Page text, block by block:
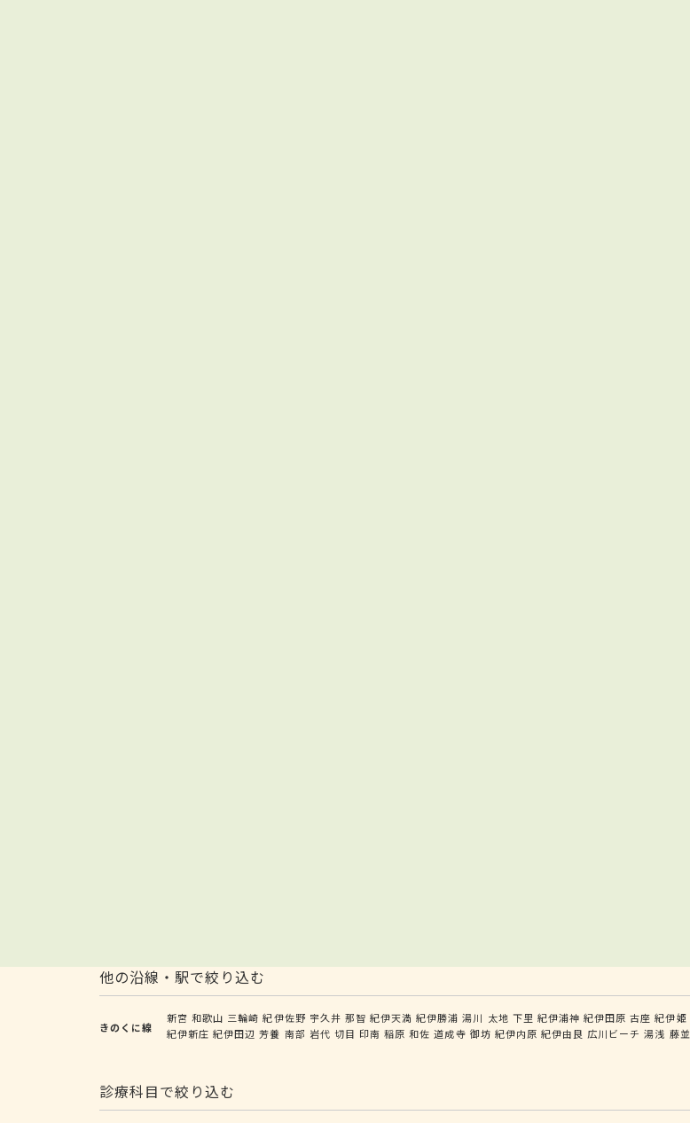
他の沿線・駅で絞り込む
きのくに線
新宮 和歌山 三輪崎 紀伊佐野 宇久井 那智 紀伊天満 紀伊勝浦 湯川 太地 下里 紀伊浦神 紀伊田原 古座 紀伊姫
紀伊新庄 紀伊田辺 芳養 南部 岩代 切目 印南 稲原 和佐 道成寺 御坊 紀伊内原 紀伊由良 広川ビーチ 湯浅 藤並
診療科目で絞り込む